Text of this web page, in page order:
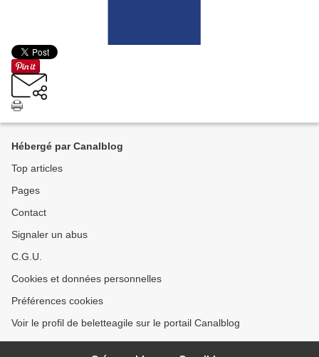
Hébergé par Canalblog
Top articles
Pages
Contact
Signaler un abus
C.G.U.
Cookies et données personnelles
Préférences cookies
Voir le profil de beletteagile sur le portail Canalblog